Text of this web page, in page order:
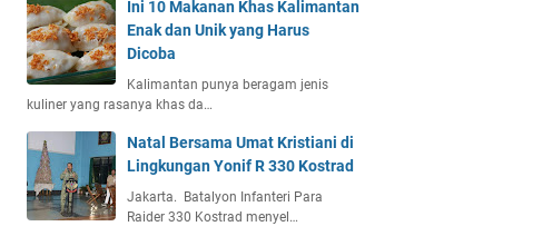
Ini 10 Makanan Khas Kalimantan
Enak dan Unik yang Harus
Dicoba
Kalimantan punya beragam jenis
kuliner yang rasanya khas da…
Natal Bersama Umat Kristiani di
Lingkungan Yonif R 330 Kostrad
Jakarta. Batalyon Infanteri Para
Raider 330 Kostrad menyel…